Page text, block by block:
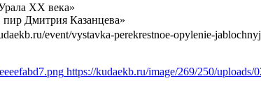
ХХ века»
Дмитрия Казанцева»
event/vystavka-perekrestnoe-opylenie-
https://kudaekb.ru/image/269/250/uploads/